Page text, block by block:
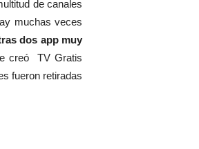
de canales
muchas veces
dos app muy
creó TV Gratis
fueron retiradas